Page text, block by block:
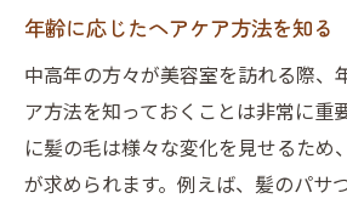
室スタイル
スタイリストによるトレ
個々の魅力を引き出すカッ
名古屋市で人気のヘアカ
パーマスタイルで作る柔
年齢に応じたヘアケア方法を知る
中高年の方々が美容室を訪れる際、
ア方法を知っておくことは非常に重
に髪の毛は様々な変化を見せるため
が求められます。例えば、髪のパサ